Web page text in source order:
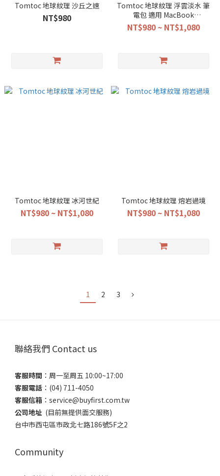
Tomtoc 地球紋理 沙丘之速
NT$980
Tomtoc 地球紋理 浮雲淡水 筆
電包 適用 MacBook
Neo/Air/Pro 13/14/15/16吋
NT$980 ~ NT$1,080
Tomtoc 地球紋理 冰河世紀
NT$980 ~ NT$1,080
Tomtoc 地球紋理 熔岩過境
NT$980 ~ NT$1,080
1 2 3
聯絡我們 Contact us
客服時間 ：​周一至周五 10:00~17:00
客服電話 ​：(04) 711-4050
客服信箱 ：​service@buyfirst.com.tw
公司地址 (目前無提供面交服務) ​
台中市西屯區市政北七路186號5F之2
Community